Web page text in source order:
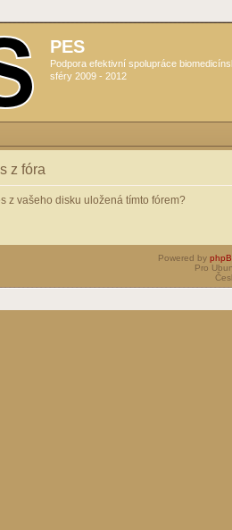
PES
Podpora efektivní spolupráce
sféry 2009 - 2012
z fóra
z vašeho disku uložená tímto fórem?
Powered by
Pro